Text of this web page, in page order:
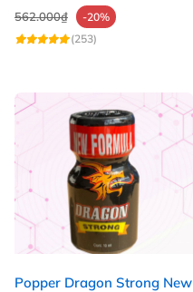
562.000₫
-20%
(253)
Popper Dragon Strong New